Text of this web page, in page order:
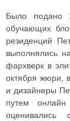
Было подано
обучающих
резиденций
выполнялись
фархверк в
октября жюри,
и дизайнеры
путем
оценивались